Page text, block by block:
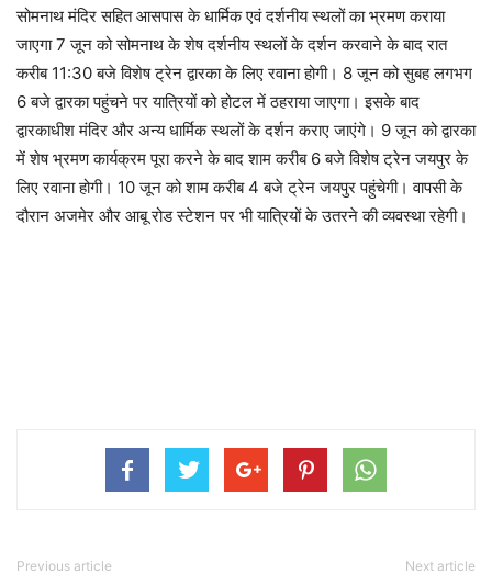
सोमनाथ मंदिर सहित आसपास के धार्मिक एवं दर्शनीय स्थलों का भ्रमण कराया
जाएगा 7 जून को सोमनाथ के शेष दर्शनीय स्थलों के दर्शन करवाने के बाद रात
करीब 11:30 बजे विशेष ट्रेन द्वारका के लिए रवाना होगी। 8 जून को सुबह लगभग
6 बजे द्वारका पहुंचने पर यात्रियों को होटल में ठहराया जाएगा। इसके बाद
द्वारकाधीश मंदिर और अन्य धार्मिक स्थलों के दर्शन कराए जाएंगे। 9 जून को द्वारका
में शेष भ्रमण कार्यक्रम पूरा करने के बाद शाम करीब 6 बजे विशेष ट्रेन जयपुर के
लिए रवाना होगी। 10 जून को शाम करीब 4 बजे ट्रेन जयपुर पहुंचेगी। वापसी के
दौरान अजमेर और आबू रोड स्टेशन पर भी यात्रियों के उतरने की व्यवस्था रहेगी।
Previous article Next article